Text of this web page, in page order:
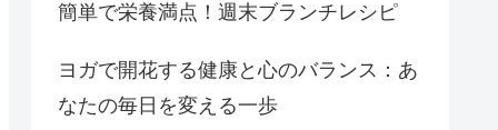
簡単で栄養満点！週末ブランチレシピ
ヨガで開花する健康と心のバランス：あ
なたの毎日を変える一歩